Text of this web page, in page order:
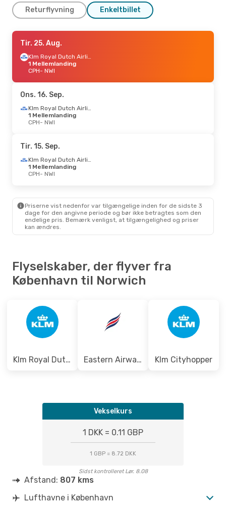
Returflyvning Enkeltbillet
Fre. 30. Okt.
Klm Royal Dutch Airlines
1 Mellemlanding
CPH- NWI
1 Mellemlanding
NWI- CPH
Fre. 18. Sep.- Søn. 20. Sep.
CPH- NWI
1 Mellemlanding
NWI- CPH
1 Mellemlanding
CPH- NWI
Klm Royal Dutch Airlines
1 Mellemlanding
NWI- CPH
Lør. 10. Okt. - Ons. 14. Okt.
Klm Royal Dutch Airlines
1 Mellemlanding
NWI
- CPH
Tir. 25. Aug.
Klm Royal Dutch Airlines
1 Mellemlanding
CPH- NWI
Ons. 16. Sep.
Klm Royal Dutch Airlines
1 Mellemlanding
CPH- NWI
Tir. 15. Sep.
Klm Royal Dutch Airlines
1 Mellemlanding
CPH- NWI
Priserne vist nedenfor var tilgængelige inden for de sidste 3
dage for den angivne periode og bør ikke betragtes som den
endelige pris. Bemærk venligst, at tilgængelighed og priser
kan ændres.
Flyselskaber, der flyver fra
København til Norwich
Klm Royal Dutch Airlines Eastern Airways Klm Cityhopper
Vekselkurs
1 DKK = 0.11 GBP
1 GBP = 8.72 DKK
Sidst kontrolleret Lør. 8.08
Afstand: 807 kms
Lufthavne i København